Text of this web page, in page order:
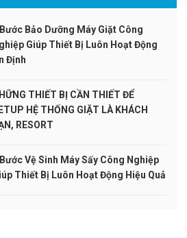
Bảo Dưỡng Máy Giặt Công
Giúp Thiết Bị Luôn Hoạt Động
Định
THIẾT BỊ CẦN THIẾT ĐỂ
HỆ THỐNG GIẶT LÀ KHÁCH
RESORT
Vệ Sinh Máy Sấy Công Nghiệp
Thiết Bị Luôn Hoạt Động Hiệu Quả